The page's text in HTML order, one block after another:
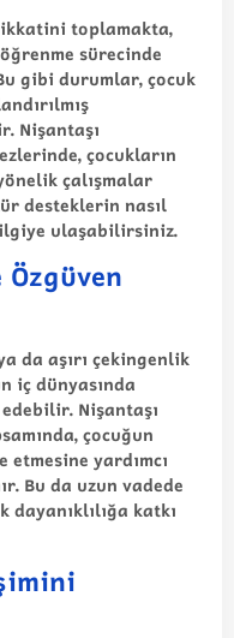
toplamakta,
sürecinde
gibi durumlar, çocuk
Nişantaşı
çocukların
çalışmalar
desteklerin nasıl
ulaşabilirsiniz.
da aşırı çekingenlik
iç dünyasında
Nişantaşı
çocuğun
etmesine yardımcı
Bu da uzun vadede
katkı